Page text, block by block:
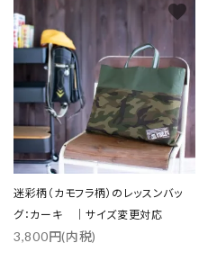
迷彩柄（カモフラ柄）のレッスンバッ
グ：カーキ ｜サイズ変更対応
3,800円(内税)
favorite